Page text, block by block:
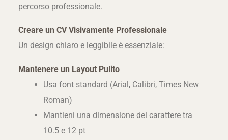
percorso professionale.
Creare un CV Visivamente Professionale
Un design chiaro e leggibile è essenziale:
Mantenere un Layout Pulito
Usa font standard (Arial, Calibri, Times New
Roman)
Mantieni una dimensione del carattere tra
10.5 e 12 pt